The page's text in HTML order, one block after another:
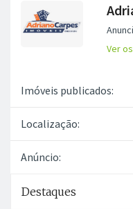
Ver
Imóveis publicados:
Localização:
Anúncio:
Destaques